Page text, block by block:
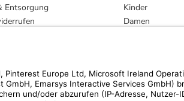
Entsorgung
Kinder
Damen
Marken